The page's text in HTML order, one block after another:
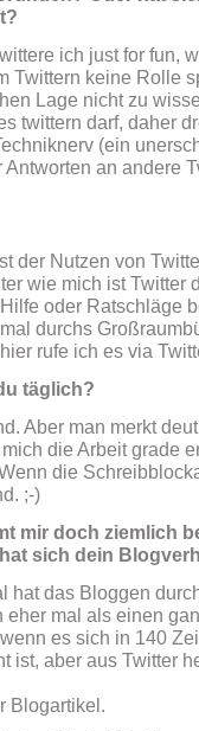
ich just for fun,
Twittern keine Rolle
Lage nicht zu
twittern darf, daher
(ein
Antworten an andere
der Nutzen von
wie mich ist Twitter
oder Ratschläge
durchs
rufe ich es via
täglich?
Aber man merkt
die Arbeit grade
die
;-)
mir doch ziemlich
hat sich dein
hat das Bloggen
eher mal als einen
es sich in 140
ist, aber aus Twitter
Blogartikel.